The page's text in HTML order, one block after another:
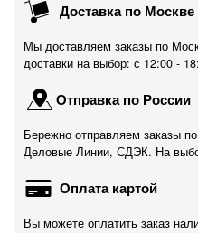
Доставка по
Мы доставляем заказы по
доставки на выбор: с 12:00 -
Отправка по России
Бережно отправляем заказы
Деловые Линии, СДЭК. На
Оплата картой
Вы можете оплатить заказ